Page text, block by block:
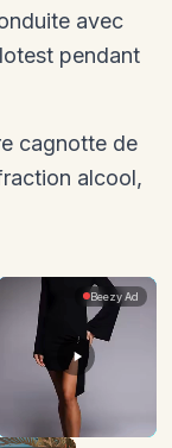
avec
pendant
cagnotte de
alcool,